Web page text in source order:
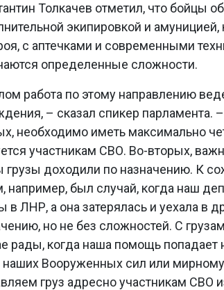
Толкачев отметил, что бойцы
экипировкой и
с аптечками и современными
определенные сложности.
работа по этому направлению
– сказал спикер парламента.
необходимо иметь максимально
участникам СВО. Во-вторых,
грузы доходили по назначению. К
например, был случай, когда наш
в ЛНР, а она затерялась и уехала в
но не без сложностей. С
рады, когда наша помощь
наших Вооруженных сил или
груз адресно участникам СВО